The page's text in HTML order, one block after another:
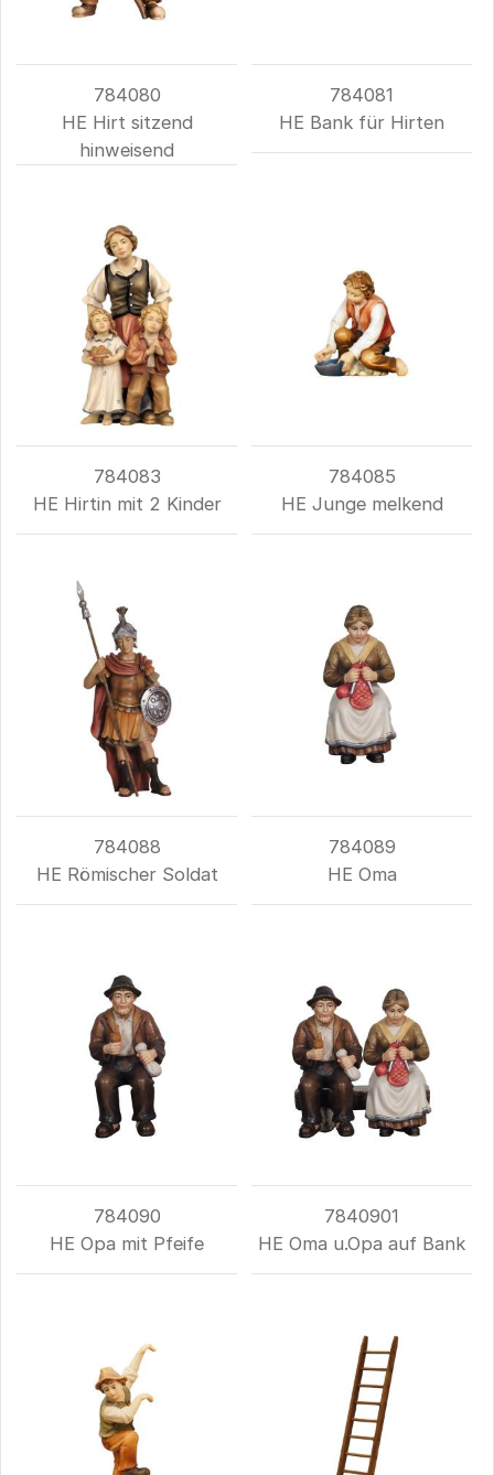
784080
HE Hirt sitzend
hinweisend
784081
HE Bank für Hirten
784083
HE Hirtin mit 2 Kinder
784085
HE Junge melkend
784088
HE Römischer Soldat
784089
HE Oma
784090
HE Opa mit Pfeife
7840901
HE Oma u.Opa auf Bank